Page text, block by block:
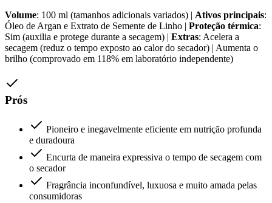
Volume: 100 ml (tamanhos adicionais variados) | Ativos principais:
Óleo de Argan e Extrato de Semente de Linho | Proteção térmica:
Sim (auxilia e protege durante a secagem) | Extras: Acelera a
secagem (reduz o tempo exposto ao calor do secador) | Aumenta o
brilho (comprovado em 118% em laboratório independente)
Prós
Pioneiro e inegavelmente eficiente em nutrição profunda
e duradoura
Encurta de maneira expressiva o tempo de secagem com
o secador
Fragrância inconfundível, luxuosa e muito amada pelas
consumidoras